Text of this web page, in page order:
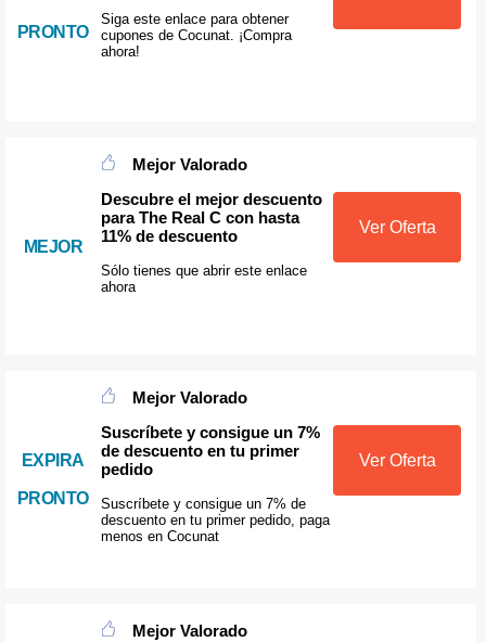
PRONTO
Siga este enlace para obtener
cupones de Cocunat. ¡Compra
ahora!
MEJOR
Mejor Valorado
Descubre el mejor descuento
para The Real C con hasta
11% de descuento
Sólo tienes que abrir este enlace
ahora
Ver Oferta
EXPIRA
PRONTO
Mejor Valorado
Suscríbete y consigue un 7%
de descuento en tu primer
pedido
Suscríbete y consigue un 7% de
descuento en tu primer pedido, paga
menos en Cocunat
Ver Oferta
Mejor Valorado